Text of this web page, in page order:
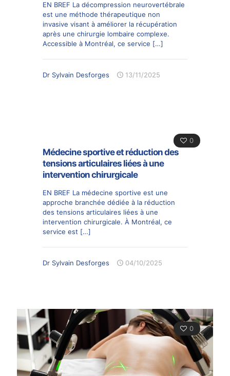
EN BREF La décompression neurovertébrale
est une méthode thérapeutique non
invasive visant à améliorer la récupération
après une chirurgie lombaire complexe.
Accessible à Montréal, ce service […]
Dr Sylvain Desforges 13/11/2025
0
Médecine sportive et réduction des
tensions articulaires liées à une
intervention chirurgicale
EN BREF La médecine sportive est une
approche branchée dédiée à la réduction
des tensions articulaires liées à une
intervention chirurgicale. À Montréal, ce
service est […]
Dr Sylvain Desforges 04/10/2025
0